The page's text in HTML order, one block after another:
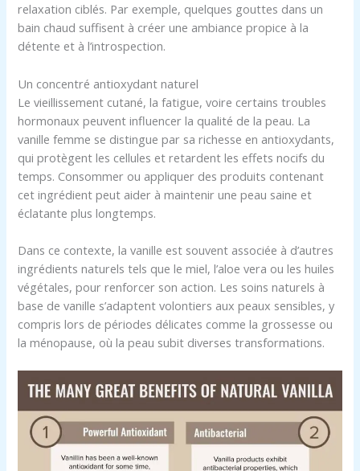
relaxation ciblés. Par exemple, quelques gouttes dans un
bain chaud suffisent à créer une ambiance propice à la
détente et à l’introspection.
Un concentré antioxydant naturel
Le vieillissement cutané, la fatigue, voire certains troubles
hormonaux peuvent influencer la qualité de la peau. La
vanille femme se distingue par sa richesse en antioxydants,
qui protègent les cellules et retardent les effets nocifs du
temps. Consommer ou appliquer des produits contenant
cet ingrédient peut aider à maintenir une peau saine et
éclatante plus longtemps.
Dans ce contexte, la vanille est souvent associée à d’autres
ingrédients naturels tels que le miel, l’aloe vera ou les huiles
végétales, pour renforcer son action. Les soins naturels à
base de vanille s’adaptent volontiers aux peaux sensibles, y
compris lors de périodes délicates comme la grossesse ou
la ménopause, où la peau subit diverses transformations.